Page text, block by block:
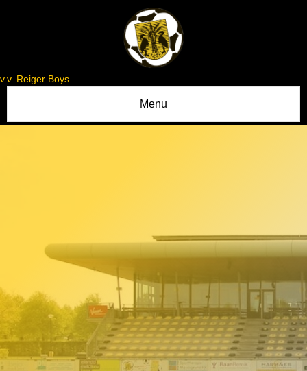
v.v. Reiger Boys
Menu